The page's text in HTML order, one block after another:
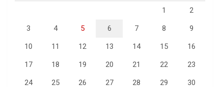
1 2
3 4 5 6 7 8 9
10 11 12 13 14 15 16
17 18 19 20 21 22 23
24 25 26 27 28 29 30